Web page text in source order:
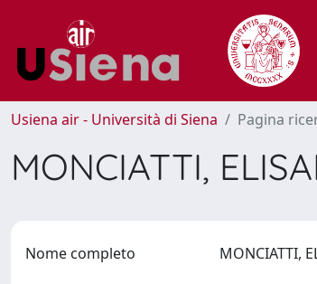
Usiena air - Università di Siena Pagina
MONCIATTI,
Nome completo MONCIATTI,